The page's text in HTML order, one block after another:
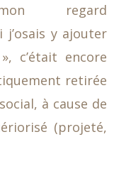
regard
y ajouter
c’était encore
retirée
à cause de
(projeté,